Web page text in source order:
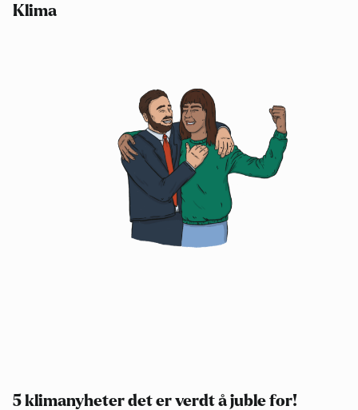
Klima
5 klimanyheter det er verdt å juble for!